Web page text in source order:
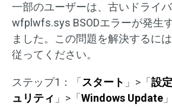
一部のユーザーは、古いドライ
wfplwfs.sys BSODエラーが発生
ました。この問題を解決するに
従ってください。
ステップ1：「 スタート 」>「 設定
ュリティ 」>「 Windows Update